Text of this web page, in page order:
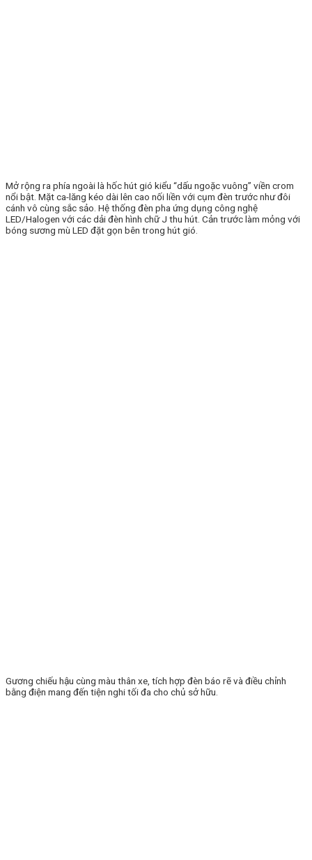
Mở rộng ra phía ngoài là hốc hút gió kiểu “dấu ngoặc vuông” viền crom
nổi bật. Mặt ca-lăng kéo dài lên cao nối liền với cụm đèn trước như đôi
cánh vô cùng sắc sảo. Hệ thống đèn pha ứng dụng công nghệ
LED/Halogen với các dải đèn hình chữ J thu hút. Cản trước làm mỏng với
bóng sương mù LED đặt gọn bên trong hút gió.
Gương chiếu hậu cùng màu thân xe, tích hợp đèn báo rẽ và điều chỉnh
bằng điện mang đến tiện nghi tối đa cho chủ sở hữu.